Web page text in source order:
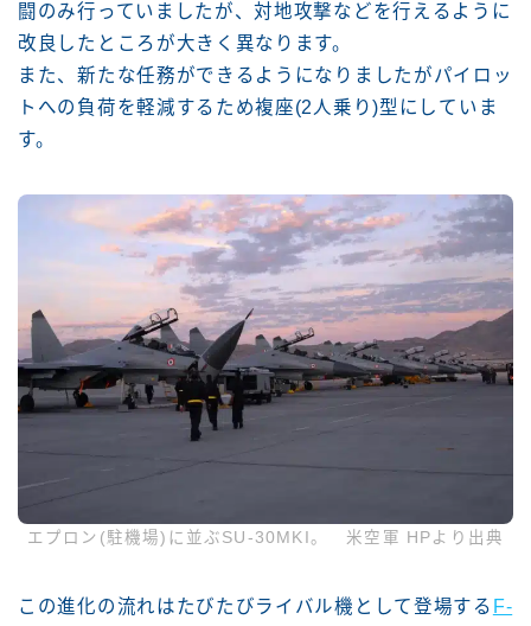
闘のみ行っていましたが、対地攻撃などを行えるように
改良したところが大きく異なります。
また、新たな任務ができるようになりましたがパイロッ
トへの負荷を軽減するため複座(2人乗り)型にしていま
す。
エプロン(駐機場)に並ぶSU-30MKI。 米空軍 HPより出典
この進化の流れはたびたびライバル機として登場する F-